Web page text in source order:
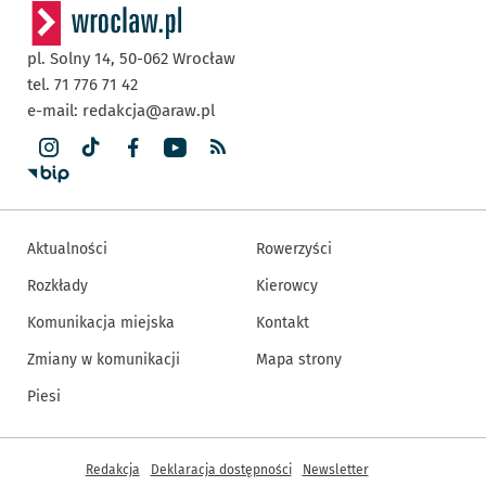
pl. Solny 14, 50-062 Wrocław
tel. 71 776 71 42
e-mail: redakcja@araw.pl
Aktualności
Rozkłady
Komunikacja miejska
Zmiany w komunikacji
Piesi
Rowerzyści
Kierowcy
Kontakt
Mapa strony
Inne informacje
Redakcja Deklaracja dostępności Newsletter